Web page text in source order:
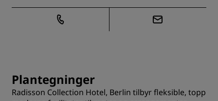
Plantegninger
Radisson Collection Hotel, Berlin tilbyr fleksible, topp